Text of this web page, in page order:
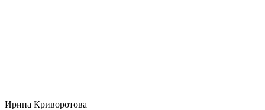
Ирина Криворотова